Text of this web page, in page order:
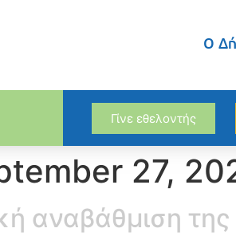
Ο
Γίνε εθελοντής
27,
αναβάθμιση